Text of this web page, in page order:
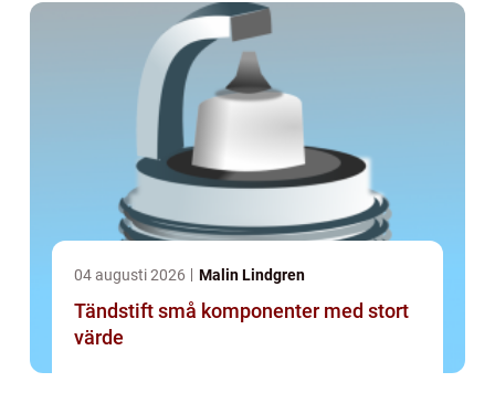
04 augusti 2026 Malin Lindgren
Tändstift små komponenter med stort
värde